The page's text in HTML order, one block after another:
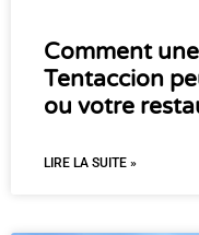
Comment
Tentaccion
ou votre
LIRE LA SUITE »